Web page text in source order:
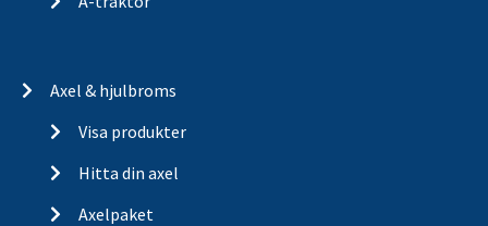
Axel & hjulbroms
Visa produkter
Hitta din axel
Axelpaket